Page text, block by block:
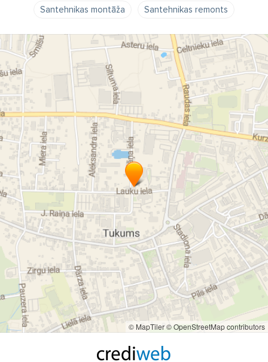
Santehnikas montāža
Santehnikas remonts
© MapTiler© OpenStreetMap contributors